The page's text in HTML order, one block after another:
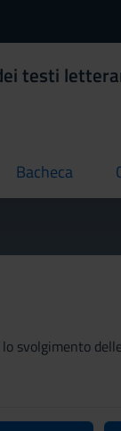
testi
Bacheca
current
svolgimento